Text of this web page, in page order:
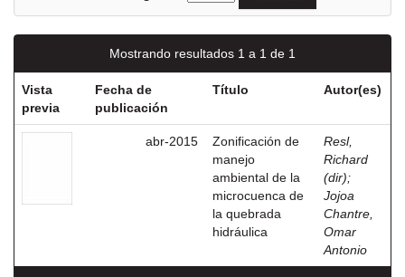
Mostrando resultados 1 a 1 de 1
Vista
previa
Fecha de
publicación
Título Autor(es)
abr-2015
Zonificación de
manejo
ambiental de la
microcuenca de
la quebrada
hidráulica
Resl,
Richard
(dir);
Jojoa
Chantre,
Omar
Antonio